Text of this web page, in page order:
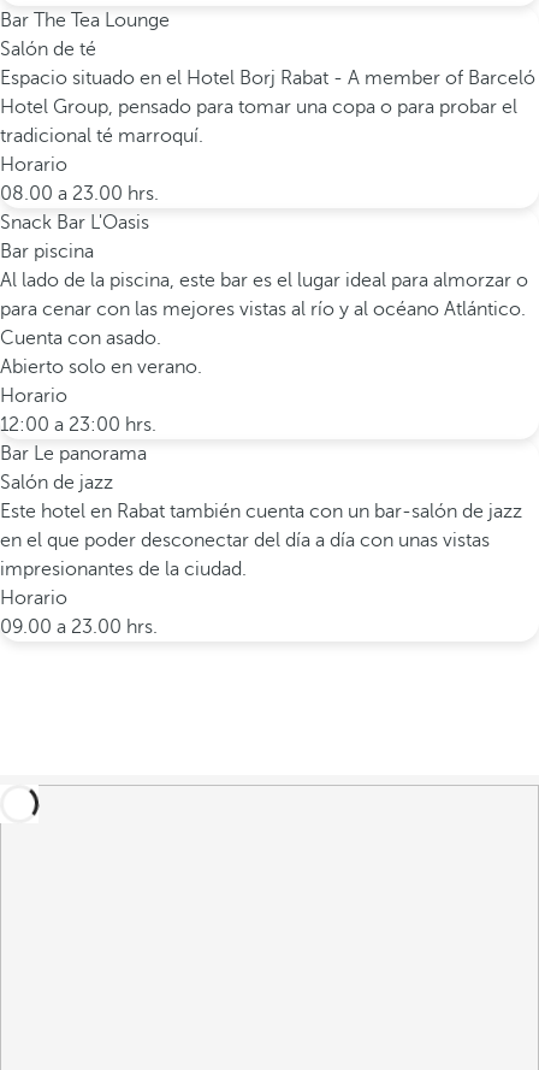
Bar The Tea Lounge
Salón de té
Espacio situado en el Hotel Borj Rabat - A member of Barceló
Hotel Group, pensado para tomar una copa o para probar el
tradicional té marroquí.
Horario
08.00 a 23.00 hrs.
Snack Bar L'Oasis
Bar piscina
Al lado de la piscina, este bar es el lugar ideal para almorzar o
para cenar con las mejores vistas al río y al océano Atlántico.
Cuenta con asado.
Abierto solo en verano.
Horario
12:00 a 23:00 hrs.
Bar Le panorama
Salón de jazz
Este hotel en Rabat también cuenta con un bar-salón de jazz
en el que poder desconectar del día a día con unas vistas
impresionantes de la ciudad.
Horario
09.00 a 23.00 hrs.